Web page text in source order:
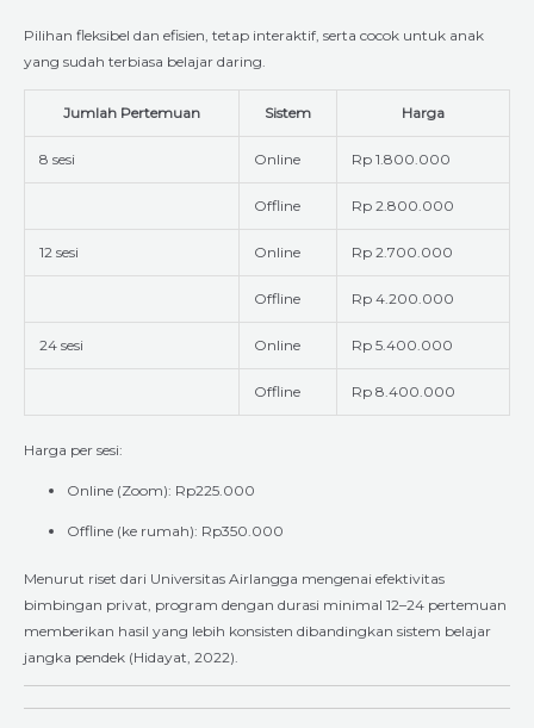
Pilihan fleksibel dan efisien, tetap interaktif, serta cocok untuk anak
yang sudah terbiasa belajar daring.
Jumlah Pertemuan Sistem Harga
8 sesi Online Rp 1.800.000
Offline Rp 2.800.000
12 sesi Online Rp 2.700.000
Offline Rp 4.200.000
24 sesi Online Rp 5.400.000
Offline Rp 8.400.000
Harga per sesi:
Online (Zoom): Rp225.000
Offline (ke rumah): Rp350.000
Menurut riset dari Universitas Airlangga mengenai efektivitas
bimbingan privat, program dengan durasi minimal 12–24 pertemuan
memberikan hasil yang lebih konsisten dibandingkan sistem belajar
jangka pendek (Hidayat, 2022).